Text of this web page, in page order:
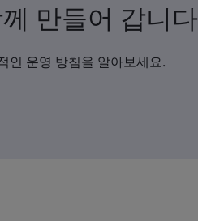
만들어 갑니다
인 운영 방침을 알아보세요.